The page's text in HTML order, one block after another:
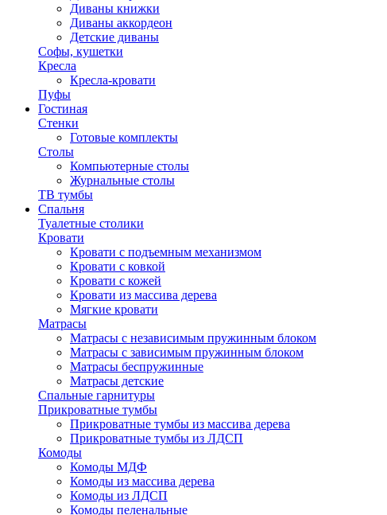
Диваны книжки
Диваны аккордеон
Детские диваны
Софы, кушетки
Кресла
Кресла-кровати
Пуфы
Гостиная
Стенки
Готовые комплекты
Столы
Компьютерные столы
Журнальные столы
ТВ тумбы
Спальня
Туалетные столики
Кровати
Кровати с подъемным механизмом
Кровати с ковкой
Кровати с кожей
Кровати из массива дерева
Мягкие кровати
Матрасы
Матрасы с независимым пружинным блоком
Матрасы с зависимым пружинным блоком
Матрасы беспружинные
Матрасы детские
Спальные гарнитуры
Прикроватные тумбы
Прикроватные тумбы из массива дерева
Прикроватные тумбы из ЛДСП
Комоды
Комоды МДФ
Комоды из массива дерева
Комоды из ЛДСП
Комоды пеленальные